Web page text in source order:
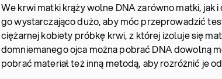
We krwi matki krąży wolne DNA zarówno matki, jak
go wystarczająco dużo, aby móc przeprowadzić
ciężarnej kobiety próbkę krwi, z której izoluje się
domniemanego ojca można pobrać DNA dowolną
pobrać materiał też inną metodą, aby rozróżnić je